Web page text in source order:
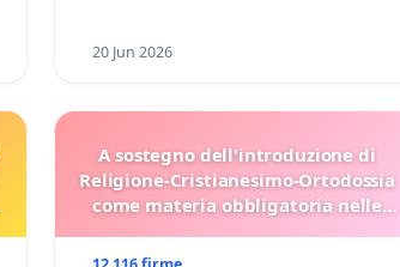
20 Jun 2026
A sostegno dell'introduzione di
Religione-Cristianesimo-Ortodossia
come materia obbligatoria nelle